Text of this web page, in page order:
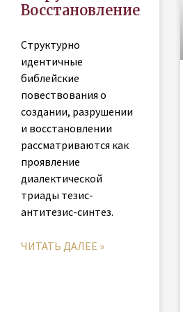
Восстановление
Структурно
идентичные
библейские
повествования о
создании, разрушении
и восстановлении
рассматриваются как
проявление
диалектической
триады тезис-
антитезис-синтез.
ЧИТАТЬ ДАЛЕЕ »